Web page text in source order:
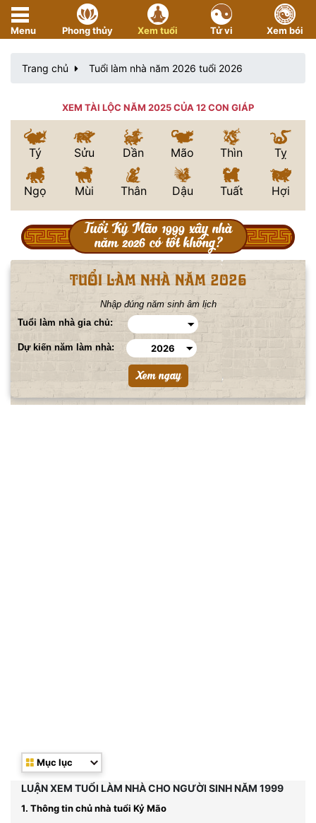
Menu Phong thủy Xem tuổi Tử vi Xem bói
Trang chủ Tuổi làm nhà năm 2026 tuổi 2026
XEM TÀI LỘC NĂM 2025 CỦA 12 CON GIÁP
Tý Sửu Dần Mão Thìn Tỵ
Ngọ Mùi Thân Dậu Tuất Hợi
Tuổi Kỷ Mão 1999 xây nhà
năm 2026 có tốt không?
tuổi làm nhà năm 2026
Nhập đúng năm sinh âm lịch
Tuổi làm nhà gia chủ:
Dự kiến năm làm nhà:
Mục lục
LUẬN XEM TUỔI LÀM NHÀ CHO NGƯỜI SINH NĂM 1999
1. Thông tin chủ nhà tuổi Kỷ Mão